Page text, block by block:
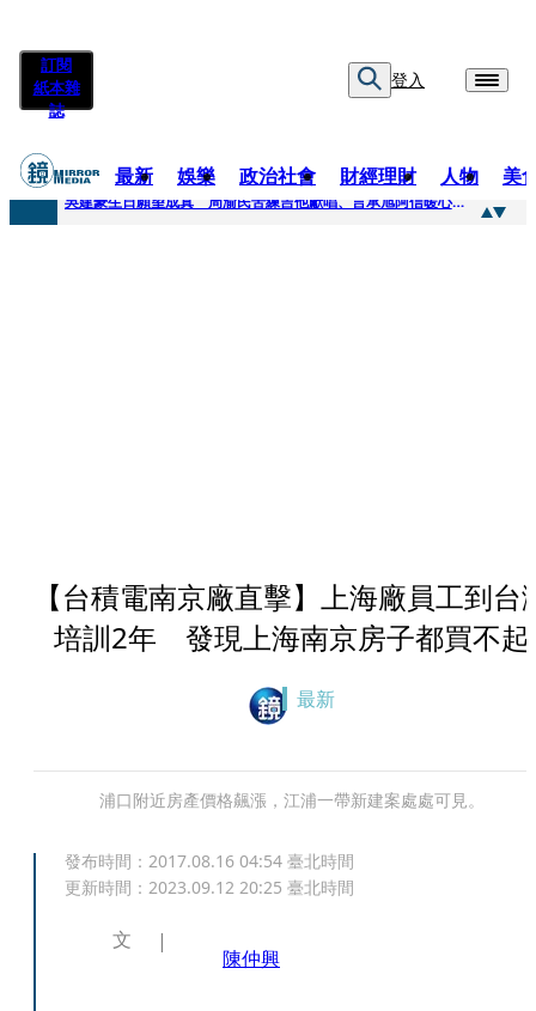
訂閱
紙本雜
誌
登入
最新 娛樂 政治社會 財經理財 人物 美
快訊
吳建豪生日願望成真 周渝民苦練吉他獻唱、言承旭阿信暖心祝福
【台積電南京廠直擊】上海廠員工到台
培訓2年 發現上海南京房子都買不起
最新
浦口附近房產價格飆漲，江浦一帶新建案處處可見。
發布時間： 2017.08.16 04:54 臺北時間
更新時間： 2023.09.12 20:25 臺北時間
文
陳仲興